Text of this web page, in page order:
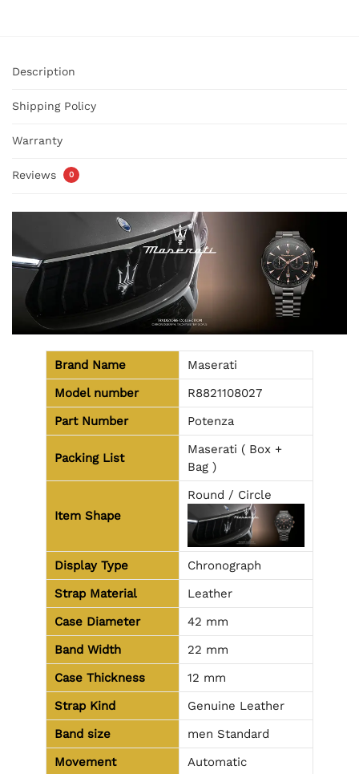
Description
Shipping Policy
Warranty
Reviews 0
Brand Name
Maserati
Model number
R8821108027
Part Number
Potenza
Packing List
Maserati ( Box +
Bag )
Item Shape
Round / Circle
Display Type
Chronograph
Strap Material
Leather
Case Diameter
42 mm
Band Width
22 mm
Case Thickness
12 mm
Strap Kind
Genuine Leather
Band size
men Standard
Movement
Automatic